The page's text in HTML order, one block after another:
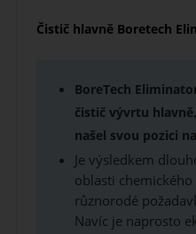
Čistič hlavně Boretech
BoreTech
čistič vývrtu
našel svou pozici
Je výsledkem
oblasti
různorodé
Navíc je naprosto